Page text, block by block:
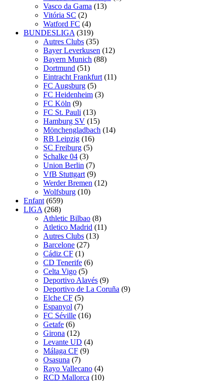
Vasco da Gama (13)
Vitória SC (2)
Watford FC (4)
BUNDESLIGA (319)
Autres Clubs (35)
Bayer Leverkusen (12)
Bayern Munich (88)
Dortmund (51)
Eintracht Frankfurt (11)
FC Augsburg (5)
FC Heidenheim (3)
FC Köln (9)
FC St. Pauli (13)
Hamburg SV (15)
Mönchengladbach (14)
RB Leipzig (16)
SC Freiburg (5)
Schalke 04 (3)
Union Berlin (7)
VfB Stuttgart (9)
Werder Bremen (12)
Wolfsburg (10)
Enfant (659)
LIGA (268)
Athletic Bilbao (8)
Atletico Madrid (11)
Autres Clubs (13)
Barcelone (27)
Cádiz CF (1)
CD Tenerife (6)
Celta Vigo (5)
Deportivo Alavés (9)
Deportivo de La Coruña (9)
Elche CF (5)
Espanyol (7)
FC Séville (16)
Getafe (6)
Girona (12)
Levante UD (4)
Málaga CF (9)
Osasuna (7)
Rayo Vallecano (4)
RCD Mallorca (10)